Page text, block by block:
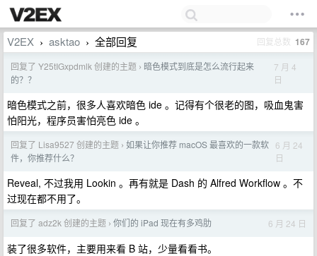
V2EX › asktao › 全部回复 回复总数 167
回复了 Y25tIGxpdmlk 创建的主题 › 暗色模式到底是怎么流行起来
的？？
7 月 4
日
暗色模式之前，很多人喜欢暗色 ide 。记得有个很老的图，吸血鬼害
怕阳光，程序员害怕亮色 ide 。
回复了 Lisa9527 创建的主题 › 如果让你推荐 macOS 最喜欢的一款软
件，你推荐什么？
6 月 24
日
Reveal, 不过我用 Lookin 。再有就是 Dash 的 Alfred Workflow 。不
过现在都不用了。
回复了 adz2k 创建的主题 › 你们的 iPad 现在有多鸡肋 6 月 24 日
装了很多软件，主要用来看 B 站，少量看看书。